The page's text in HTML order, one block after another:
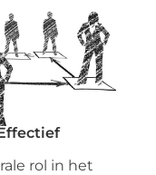
rol in het